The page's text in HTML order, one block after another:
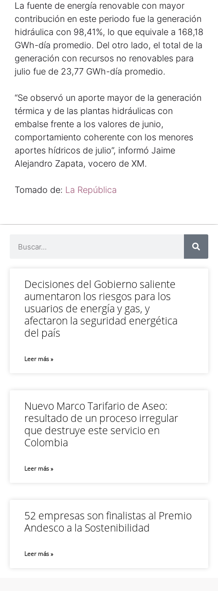
La fuente de energía renovable con mayor
contribución en este periodo fue la generación
hidráulica con 98,41%, lo que equivale a 168,18
GWh-día promedio. Del otro lado, el total de la
generación con recursos no renovables para
julio fue de 23,77 GWh-día promedio.
“Se observó un aporte mayor de la generación
térmica y de las plantas hidráulicas con
embalse frente a los valores de junio,
comportamiento coherente con los menores
aportes hídricos de julio”, informó Jaime
Alejandro Zapata, vocero de XM.
Tomado de: La República
Decisiones del Gobierno saliente
aumentaron los riesgos para los
usuarios de energía y gas, y
afectaron la seguridad energética
del país
Leer más »
Nuevo Marco Tarifario de Aseo:
resultado de un proceso irregular
que destruye este servicio en
Colombia
Leer más »
52 empresas son finalistas al Premio
Andesco a la Sostenibilidad
Leer más »